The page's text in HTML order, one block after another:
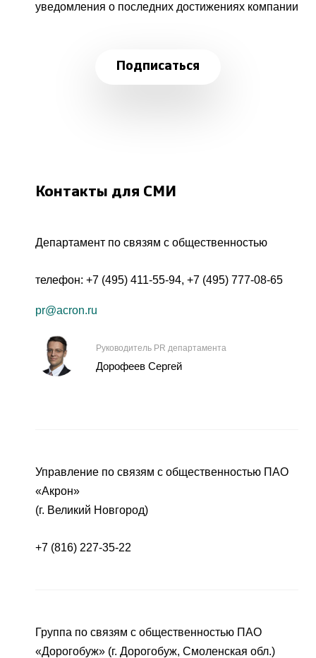
уведомления о последних достижениях компании
Подписаться
Контакты для СМИ
Департамент по связям с общественностью
телефон: +7 (495) 411-55-94, +7 (495) 777-08-65
pr@acron.ru
Руководитель PR департамента
Дорофеев Сергей
Управление по связям с общественностью ПАО
«Акрон»
(г. Великий Новгород)
+7 (816) 227-35-22
Группа по связям с общественностью ПАО
«Дорогобуж» (г. Дорогобуж, Смоленская обл.)